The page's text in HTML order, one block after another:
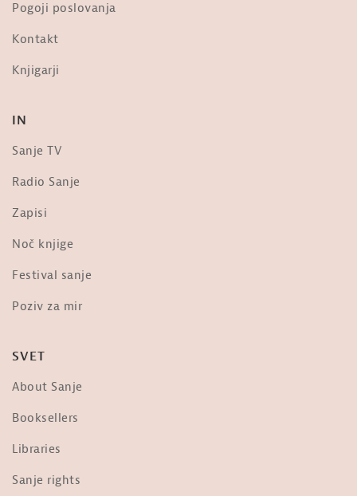
Pogoji poslovanja
Kontakt
Knjigarji
IN
Sanje TV
Radio Sanje
Zapisi
Noč knjige
Festival sanje
Poziv za mir
SVET
About Sanje
Booksellers
Libraries
Sanje rights